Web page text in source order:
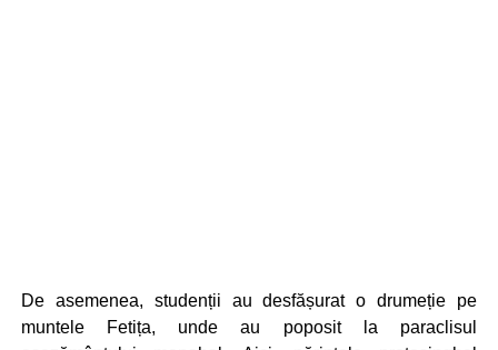
De asemenea, studenții au desfășurat o drumeție pe
muntele Fetița, unde au poposit la paraclisul